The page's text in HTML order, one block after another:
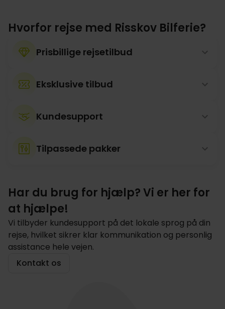
Hvorfor rejse med Risskov Bilferie?
Prisbillige rejsetilbud
Eksklusive tilbud
Kundesupport
Tilpassede pakker
Har du brug for hjælp? Vi er her for
at hjælpe!
Vi tilbyder kundesupport på det lokale sprog på din
rejse, hvilket sikrer klar kommunikation og personlig
assistance hele vejen.
Kontakt os